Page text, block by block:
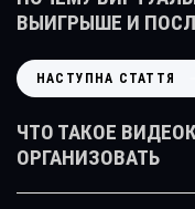
Е
Е
Д
Я
С
Т
ВЫИГРЫШЕ И
Н
А
С
Т
П
НАСТУПНА СТАТТЯ
ЧТО ТАКОЕ
ОРГАНИЗОВАТЬ